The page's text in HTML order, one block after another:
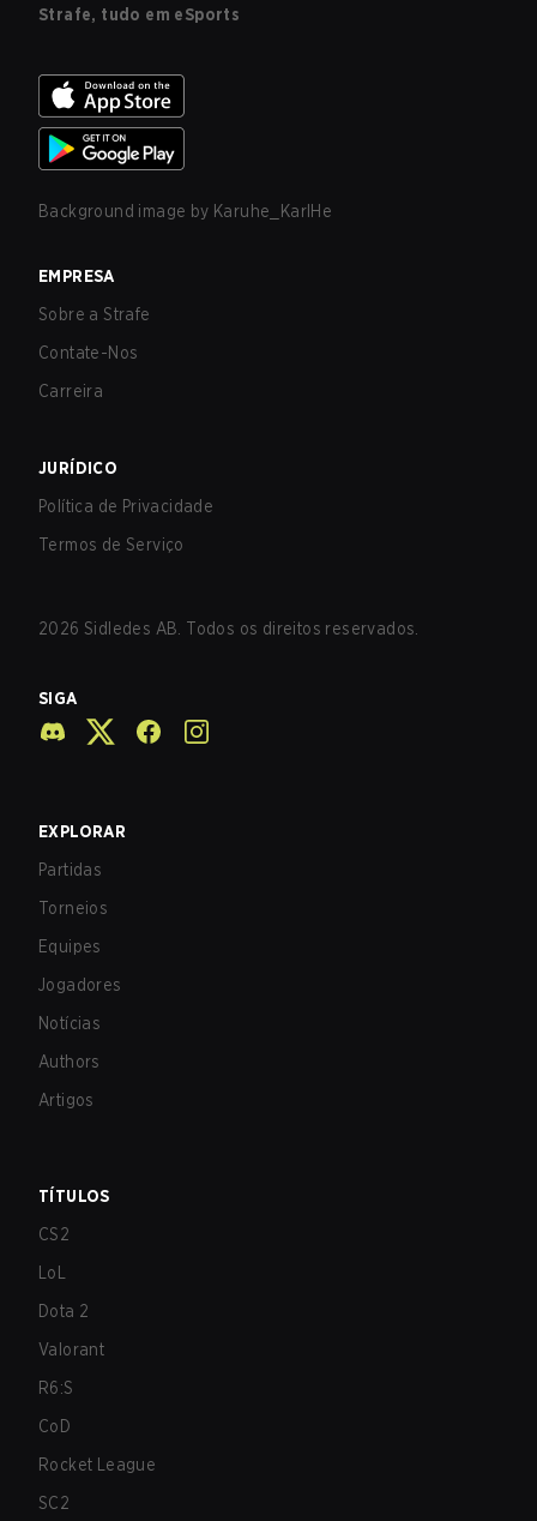
Strafe, tudo em eSports
Background image by Karuhe_KarlHe
EMPRESA
Sobre a Strafe
Contate-Nos
Carreira
JURÍDICO
Política de Privacidade
Termos de Serviço
2026 Sidledes AB. Todos os direitos reservados.
SIGA
EXPLORAR
Partidas
Torneios
Equipes
Jogadores
Notícias
Authors
Artigos
TÍTULOS
CS2
LoL
Dota 2
Valorant
R6:S
CoD
Rocket League
SC2